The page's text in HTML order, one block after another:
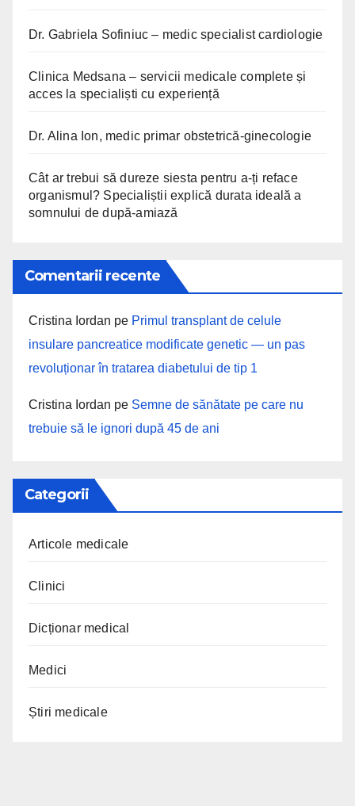
Dr. Gabriela Sofiniuc – medic specialist cardiologie
Clinica Medsana – servicii medicale complete și
acces la specialiști cu experiență
Dr. Alina Ion, medic primar obstetrică-ginecologie
Cât ar trebui să dureze siesta pentru a-ți reface
organismul? Specialiștii explică durata ideală a
somnului de după-amiază
Comentarii recente
Cristina Iordan pe Primul transplant de celule
insulare pancreatice modificate genetic — un pas
revoluționar în tratarea diabetului de tip 1
Cristina Iordan pe Semne de sănătate pe care nu
trebuie să le ignori după 45 de ani
Categorii
Articole medicale
Clinici
Dicționar medical
Medici
Știri medicale